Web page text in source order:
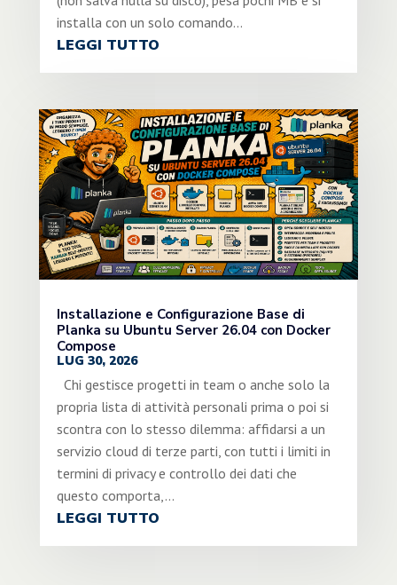
installa con un solo comando...
LEGGI TUTTO
Installazione e Configurazione Base di
Planka su Ubuntu Server 26.04 con Docker
Compose
LUG 30, 2026
Chi gestisce progetti in team o anche solo la
propria lista di attività personali prima o poi si
scontra con lo stesso dilemma: affidarsi a un
servizio cloud di terze parti, con tutti i limiti in
termini di privacy e controllo dei dati che
questo comporta,...
LEGGI TUTTO